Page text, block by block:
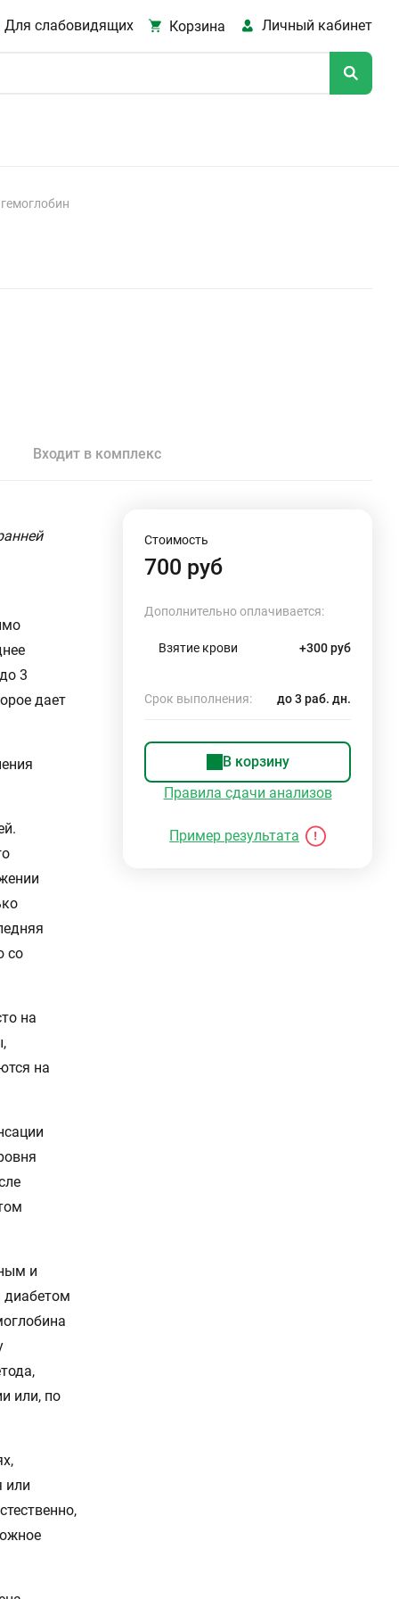
Для слабовидящих Корзина Личный кабинет
Входит в комплекс
3
дает
со
на
на
и
диабетом
или, по
или
Стоимость
700 руб
Дополнительно оплачивается:
Взятие крови +300 руб
Срок выполнения: до 3 раб. дн.
В корзину
Правила сдачи анализов
Пример результата